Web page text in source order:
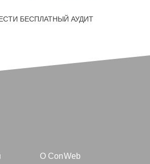
О ConWeb
БЕСПЛАТНЫЙ АУДИТ